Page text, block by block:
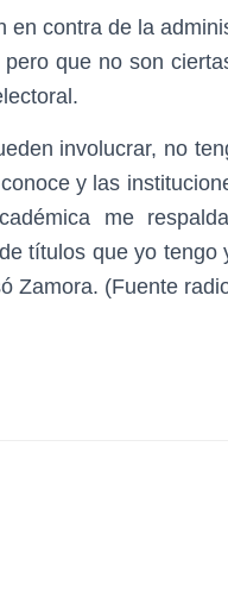
en contra de la
que no son
involucrar, no
y las
me
títulos que yo
Zamora. (Fuente